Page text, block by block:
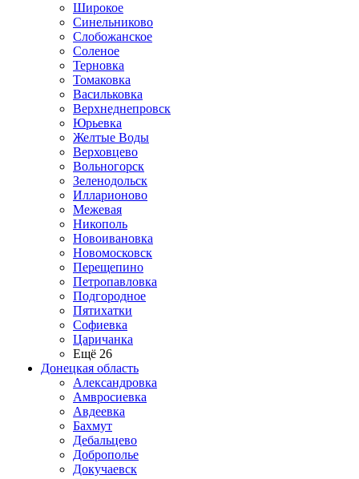
Широкое
Синельниково
Слобожанское
Соленое
Терновка
Томаковка
Васильковка
Верхнеднепровск
Юрьевка
Желтые Воды
Верховцево
Вольногорск
Зеленодольск
Илларионово
Межевая
Никополь
Новоивановка
Новомосковск
Перещепино
Петропавловка
Подгородное
Пятихатки
Софиевка
Царичанка
Ещё 26
Донецкая область
Александровка
Амвросиевка
Авдеевка
Бахмут
Дебальцево
Доброполье
Докучаевск